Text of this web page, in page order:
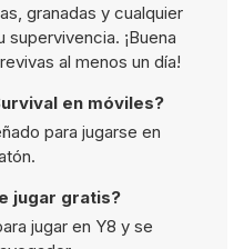
granadas y cualquier
¡Buena
al menos un día!
en móviles?
para jugarse en
jugar gratis?
jugar en Y8 y se